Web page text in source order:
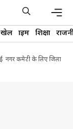
खेल क्राइम शिक्षा
नगर कमेटी के लिए जिला